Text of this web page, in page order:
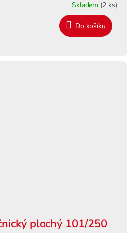
R
M
Skladem (2 ks)
Do košíku
plochý 101/250